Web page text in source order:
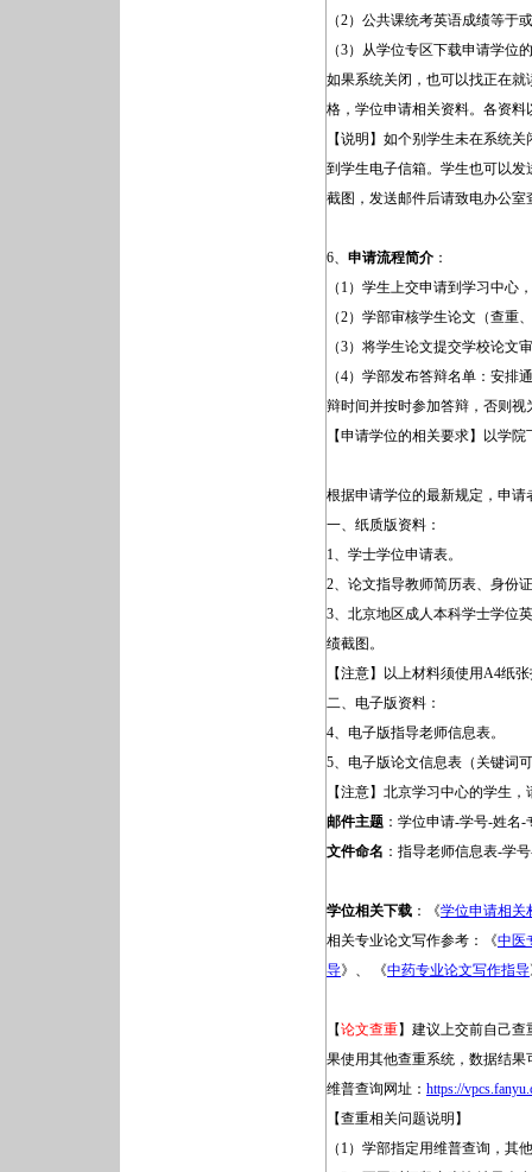
（2）公共课统考英语成绩等于
（3）从学位专区下载申请学
如果系统关闭，也可以找正在
格，学位申请相关资料。各资
【说明】如个别学生未在系统
到学生电子信箱。学生也可以发
截图，发送邮件后请致电办公室
6、 申请流程简介 ：
（1）学生上交申请到学习中心
（2）学部审核学生论文（查重
（3）将学生论文提交学校论文
（4）学部发布答辩名单：安
辩时间并按时参加答辩，否则视
【申请学位的相关要求】以学
根据申请学位的最新规定，申
一、纸质版资料：
1、学士学位申请表。
2、论文指导教师简历表、身份
3、北京地区成人本科学士学位
绩截图。
【注意】以上材料须使用A4纸
二、电子版资料：
4、电子版指导老师信息表。
5、电子版论文信息表（关键词
【注意】北京学习中心的学生
邮件主题 ：学位申请-学号-姓名-
文件命名 ：指导老师信息表-学
学位相关下载 ：《学位申请相关
相关专业论文写作参考：《中医
导》、 《中药专业论文写作指导
【论文查重】建议上交前自己
果使用其他查重系统，数据结果
维普查询网址： https://
【查重相关问题说明】
（1）学部指定用维普查询，其